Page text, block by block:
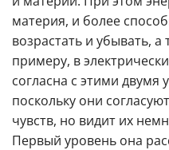
материя, и более
возрастать и убывать, а
примеру, в
согласна с этими двумя
поскольку они
чувств, но видит их
Первый уровень она